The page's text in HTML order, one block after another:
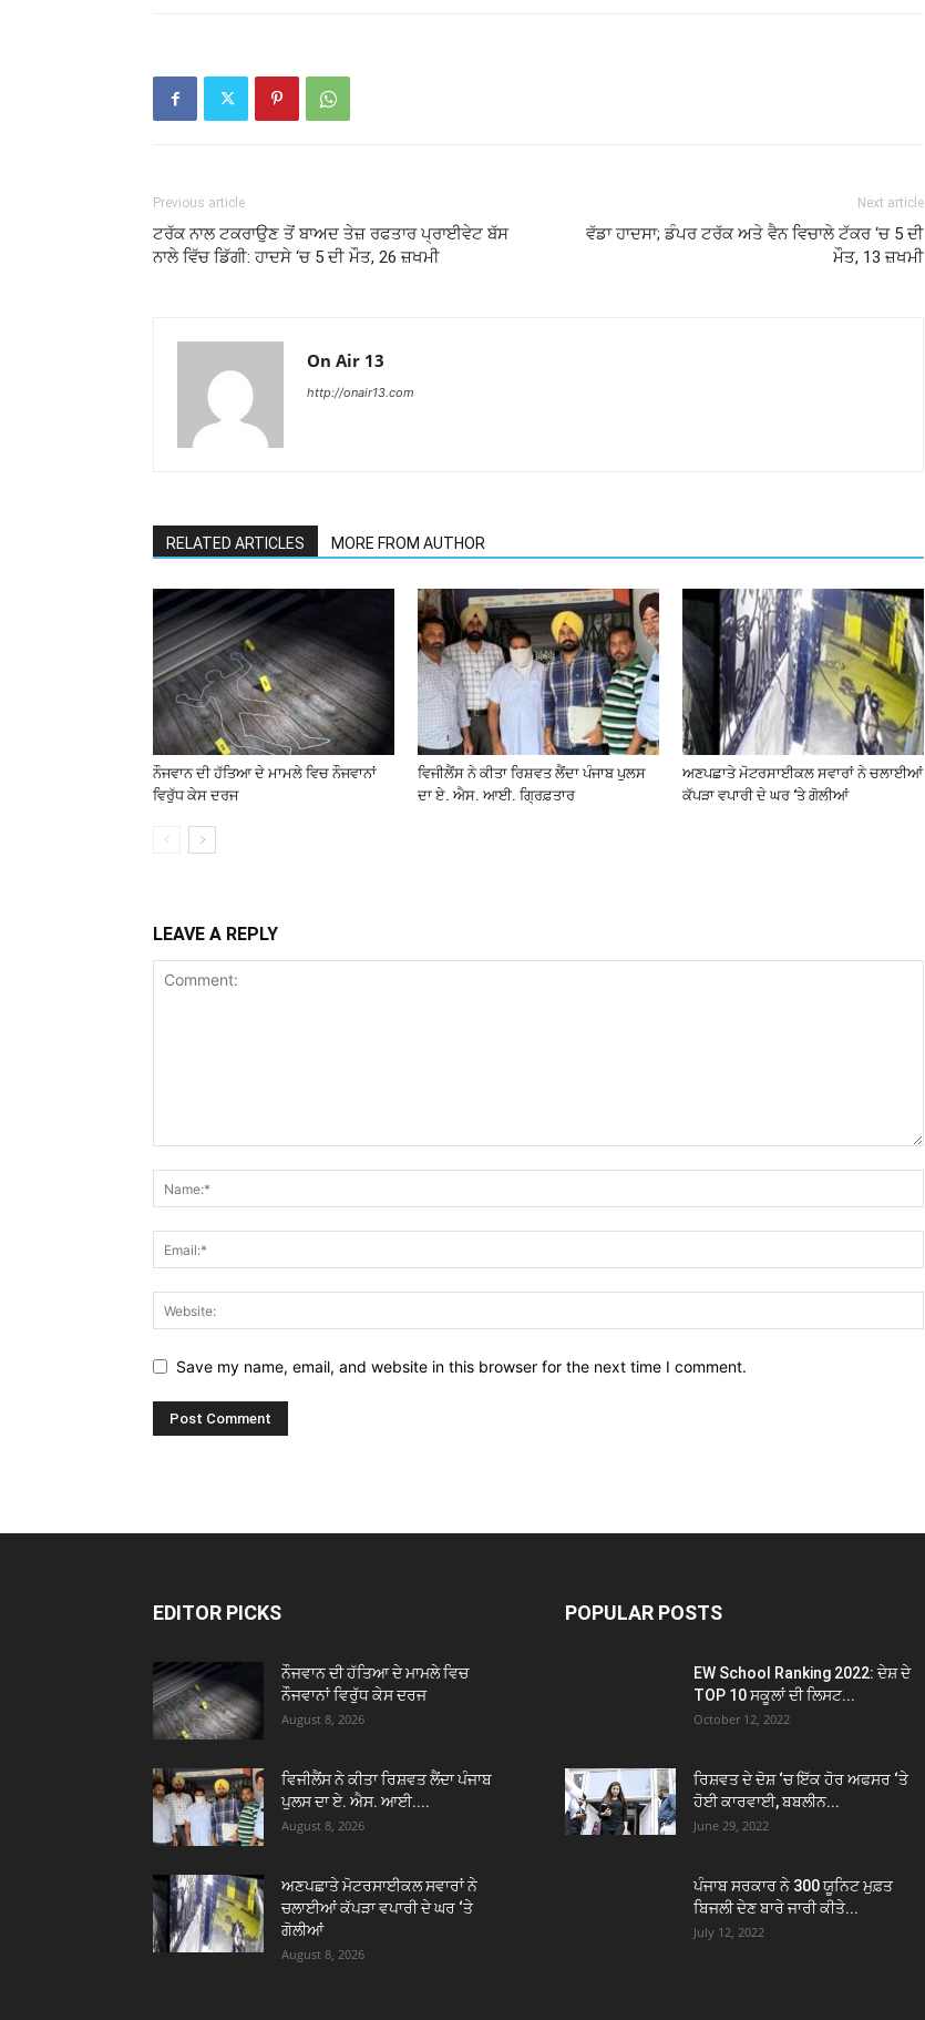
Previous article
ਟਰੱਕ ਨਾਲ ਟਕਰਾਉਣ ਤੋਂ ਬਾਅਦ ਤੇਜ਼ ਰਫਤਾਰ ਪ੍ਰਾਈਵੇਟ ਬੱਸ
ਨਾਲੇ ਵਿੱਚ ਡਿੱਗੀ: ਹਾਦਸੇ ‘ਚ 5 ਦੀ ਮੌਤ, 26 ਜ਼ਖਮੀ
Next article
ਵੱਡਾ ਹਾਦਸਾ; ਡੰਪਰ ਟਰੱਕ ਅਤੇ ਵੈਨ ਵਿਚਾਲੇ ਟੱਕਰ ‘ਚ 5 ਦੀ
ਮੌਤ, 13 ਜ਼ਖਮੀ
On Air 13
http://onair13.com
RELATED ARTICLES MORE FROM AUTHOR
ਨੌਜਵਾਨ ਦੀ ਹੱਤਿਆ ਦੇ ਮਾਮਲੇ ਵਿਚ ਨੌਜਵਾਨਾਂ
ਵਿਰੁੱਧ ਕੇਸ ਦਰਜ
ਵਿਜੀਲੈਂਸ ਨੇ ਕੀਤਾ ਰਿਸ਼ਵਤ ਲੈਂਦਾ ਪੰਜਾਬ ਪੁਲਸ
ਦਾ ਏ. ਐਸ. ਆਈ. ਗ੍ਰਿਫ਼ਤਾਰ
ਅਣਪਛਾਤੇ ਮੋਟਰਸਾਈਕਲ ਸਵਾਰਾਂ ਨੇ ਚਲਾਈਆਂ
ਕੱਪੜਾ ਵਪਾਰੀ ਦੇ ਘਰ ‘ਤੇ ਗੋਲੀਆਂ
LEAVE A REPLY
Save my name, email, and website in this browser for the next time I comment.
EDITOR PICKS
ਨੌਜਵਾਨ ਦੀ ਹੱਤਿਆ ਦੇ ਮਾਮਲੇ ਵਿਚ
ਨੌਜਵਾਨਾਂ ਵਿਰੁੱਧ ਕੇਸ ਦਰਜ
August 8, 2026
ਵਿਜੀਲੈਂਸ ਨੇ ਕੀਤਾ ਰਿਸ਼ਵਤ ਲੈਂਦਾ ਪੰਜਾਬ
ਪੁਲਸ ਦਾ ਏ. ਐਸ. ਆਈ....
August 8, 2026
ਅਣਪਛਾਤੇ ਮੋਟਰਸਾਈਕਲ ਸਵਾਰਾਂ ਨੇ
ਚਲਾਈਆਂ ਕੱਪੜਾ ਵਪਾਰੀ ਦੇ ਘਰ ‘ਤੇ
ਗੋਲੀਆਂ
August 8, 2026
POPULAR POSTS
EW School Ranking 2022: ਦੇਸ਼ ਦੇ
TOP 10 ਸਕੂਲਾਂ ਦੀ ਲਿਸਟ...
October 12, 2022
ਰਿਸ਼ਵਤ ਦੇ ਦੋਸ਼ ‘ਚ ਇੱਕ ਹੋਰ ਅਫਸਰ ‘ਤੇ
ਹੋਈ ਕਾਰਵਾਈ, ਬਬਲੀਨ...
June 29, 2022
ਪੰਜਾਬ ਸਰਕਾਰ ਨੇ 300 ਯੂਨਿਟ ਮੁਫ਼ਤ
ਬਿਜਲੀ ਦੇਣ ਬਾਰੇ ਜਾਰੀ ਕੀਤੇ...
July 12, 2022